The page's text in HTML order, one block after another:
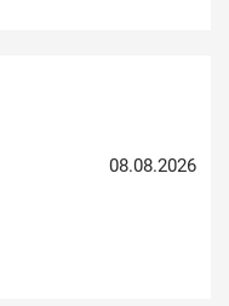
08.08.2026